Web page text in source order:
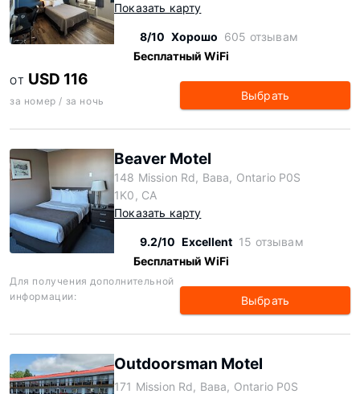
Показать карту
8/10 Хорошо 605 отзывам
Бесплатный WiFi
ОТ USD 116
за номер / за ночь Выбрать
Beaver Motel
148 Mission Rd, Вава, Ontario P0S
1K0, CA
Показать карту
9.2/10 Excellent 15 отзывам
Бесплатный WiFi
Для получения дополнительной
информации:
Выбрать
Outdoorsman Motel
171 Mission Rd, Вава, Ontario P0S